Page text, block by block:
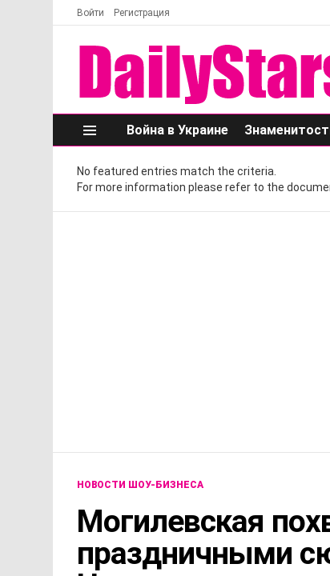
Войти Регистрация
Меню
Война в Украине
No featured entries match the criteria.
For more information please refer to the
НОВОСТИ ШОУ-БИЗНЕСА
Могилевская
праздничными